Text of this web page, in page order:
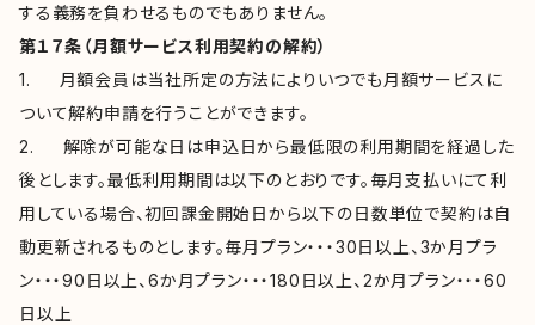
する義務を負わせるものでもありません。
第１７条（月額サービス利用契約の解約）
1. 月額会員は当社所定の方法によりいつでも月額サービスに
ついて解約申請を行うことができます。
2. 解除が可能な日は申込日から最低限の利用期間を経過した
後とします。最低利用期間は以下のとおりです。毎月支払いにて利
用している場合、初回課金開始日から以下の日数単位で契約は自
動更新されるものとします。毎月プラン・・・30日以上、3か月プラ
ン・・・90日以上、6か月プラン・・・180日以上、2か月プラン・・・60
日以上